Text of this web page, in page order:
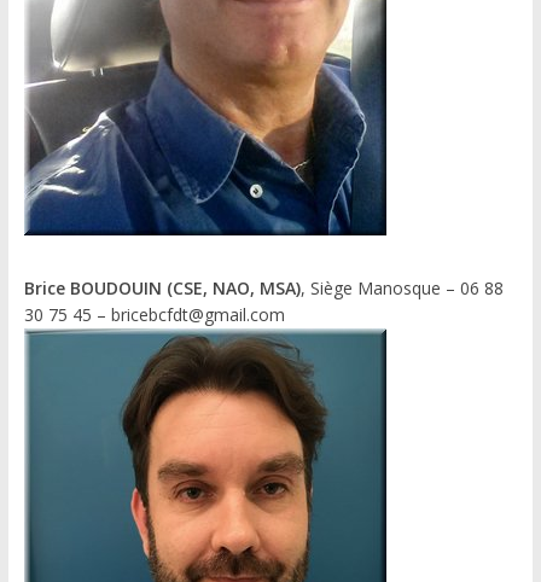
Brice BOUDOUIN (CSE, NAO, MSA), Siège Manosque – 06 88
30 75 45 – bricebcfdt@gmail.com